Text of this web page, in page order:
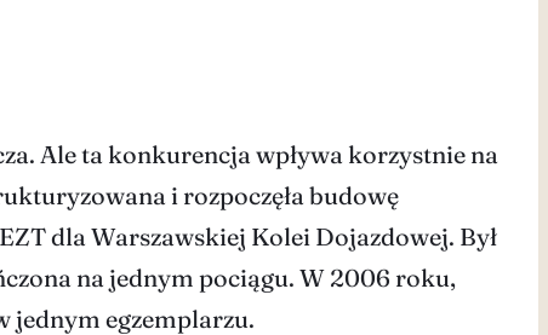
Ale ta konkurencja wpływa korzystnie na
i rozpoczęła budowę
dla Warszawskiej Kolei Dojazdowej. Był
na jednym pociągu. W 2006 roku,
jednym egzemplarzu.